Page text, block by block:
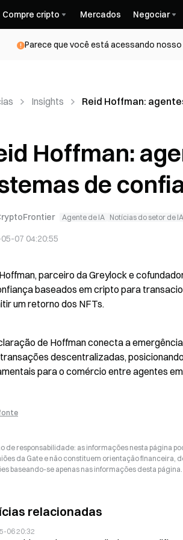
Compre cripto Mercados Negociar
Parece que você está acessando
Insights Reid Hoffman:
Hoffman:
de
Agente de IA Notícias do setor de IA
07 04:20:55
parceiro da Greylock e
baseados em cripto para
um retorno dos NFTs.
de Hoffman conecta a
descentralizadas,
para o comércio entre agentes
de responsabilidade: as informações nesta página
da Gate e não constituem orientação financeira,
baseando-se apenas nas informações desta
relacionadas
06 20:32